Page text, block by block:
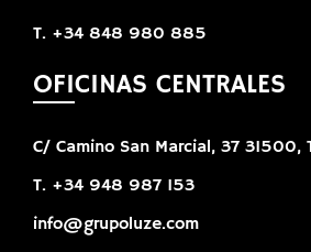
T. +34 848 980 885
OFICINAS CENTRALES
C/ Camino San Marcial, 37 31500,
T. +34 948 987 153
info@grupoluze.com